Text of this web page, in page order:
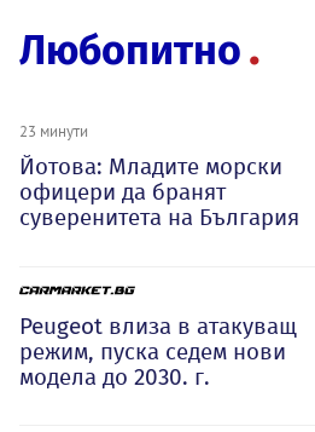
Любопитно
23 минути
Йотова: Младите морски
офицери да бранят
суверенитета на България
Peugeot влиза в атакуващ
режим, пуска седем нови
модела до 2030. г.